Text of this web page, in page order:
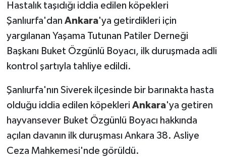
Hastalık taşıdığı iddia edilen köpekleri
Şanlıurfa'dan Ankara'ya getirdikleri için
yargılanan Yaşama Tutunan Patiler Derneği
Başkanı Buket Özgünlü Boyacı, ilk duruşmada adli
kontrol şartıyla tahliye edildi.
Şanlıurfa'nın Siverek ilçesinde bir barınakta hasta
olduğu iddia edilen köpekleri Ankara'ya getiren
hayvansever Buket Özgünlü Boyacı hakkında
açılan davanın ilk duruşması Ankara 38. Asliye
Ceza Mahkemesi'nde görüldü.